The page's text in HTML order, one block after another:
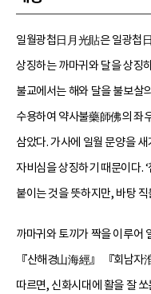
일월광첩日月光貼은 일광첩
상징하는 까마귀와 달을 상징
불교에서는 해와 달을 불보살
수용하여 약사불藥師佛의 좌
삼았다. 가사에 일월 문양을
자비심을 상징하기 때문이다.
붙이는 것을 뜻하지만, 바탕
까마귀와 토끼가 짝을 이루어
『산해경山海經』 『회남자
따르면, 신화시대에 활을 잘